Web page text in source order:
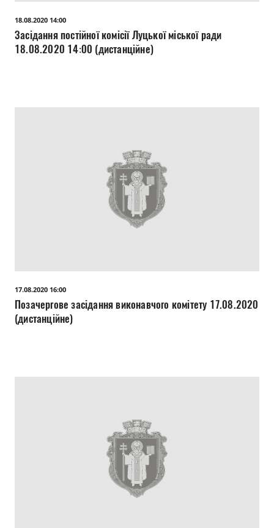
18.08.2020 14:00
Засідання постійної комісії Луцької міської ради
18.08.2020 14:00 (дистанційне)
17.08.2020 16:00
Позачергове засідання виконавчого комітету 17.08.2020
(дистанційне)